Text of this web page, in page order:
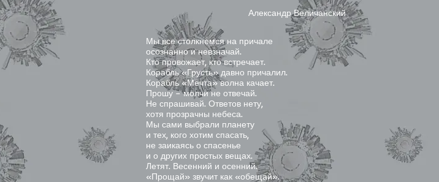
Александр Величанский
Мы все столкнемся на причале
осознанно и невзначай.
Кто провожает, кто встречает.
Корабль «Грусть» давно причалил.
Корабль «Мечта» волна качает.
Прошу – молчи не отвечай.
Не спрашивай. Ответов нету,
хотя прозрачны небеса.
Мы сами выбрали планету
и тех, кого хотим спасать,
не заикаясь о спасенье
и о других простых вещах.
Летят. Весенний и осенний.
«Прощай» звучит как «обещай».